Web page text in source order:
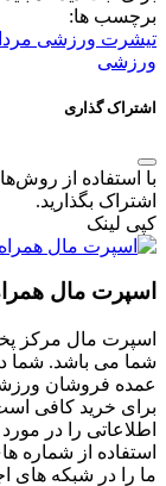
برچسب ها:
تیشرت ورزشی
ورزشی
اشتراک گذاری
با استفاده از
اشتراک بگذارید.
کپی لینک
اسپرت مال
اسپرت مال مرکز
شما می باشد. شما
عمده فروشان
برای خرید کافی
اطلاعاتی را در
استفاده از شماره
ما را در شبکه های